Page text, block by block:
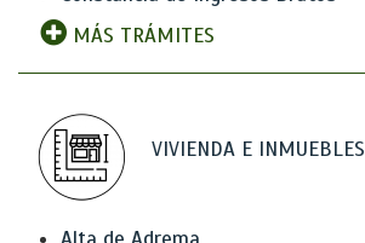
MÁS TRÁMITES
VIVIENDA E INMUEBLES